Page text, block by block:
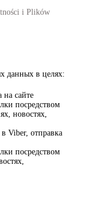
i Plików
данных в целях:
на сайте
посредством
новостях,
Viber, отправка
посредством